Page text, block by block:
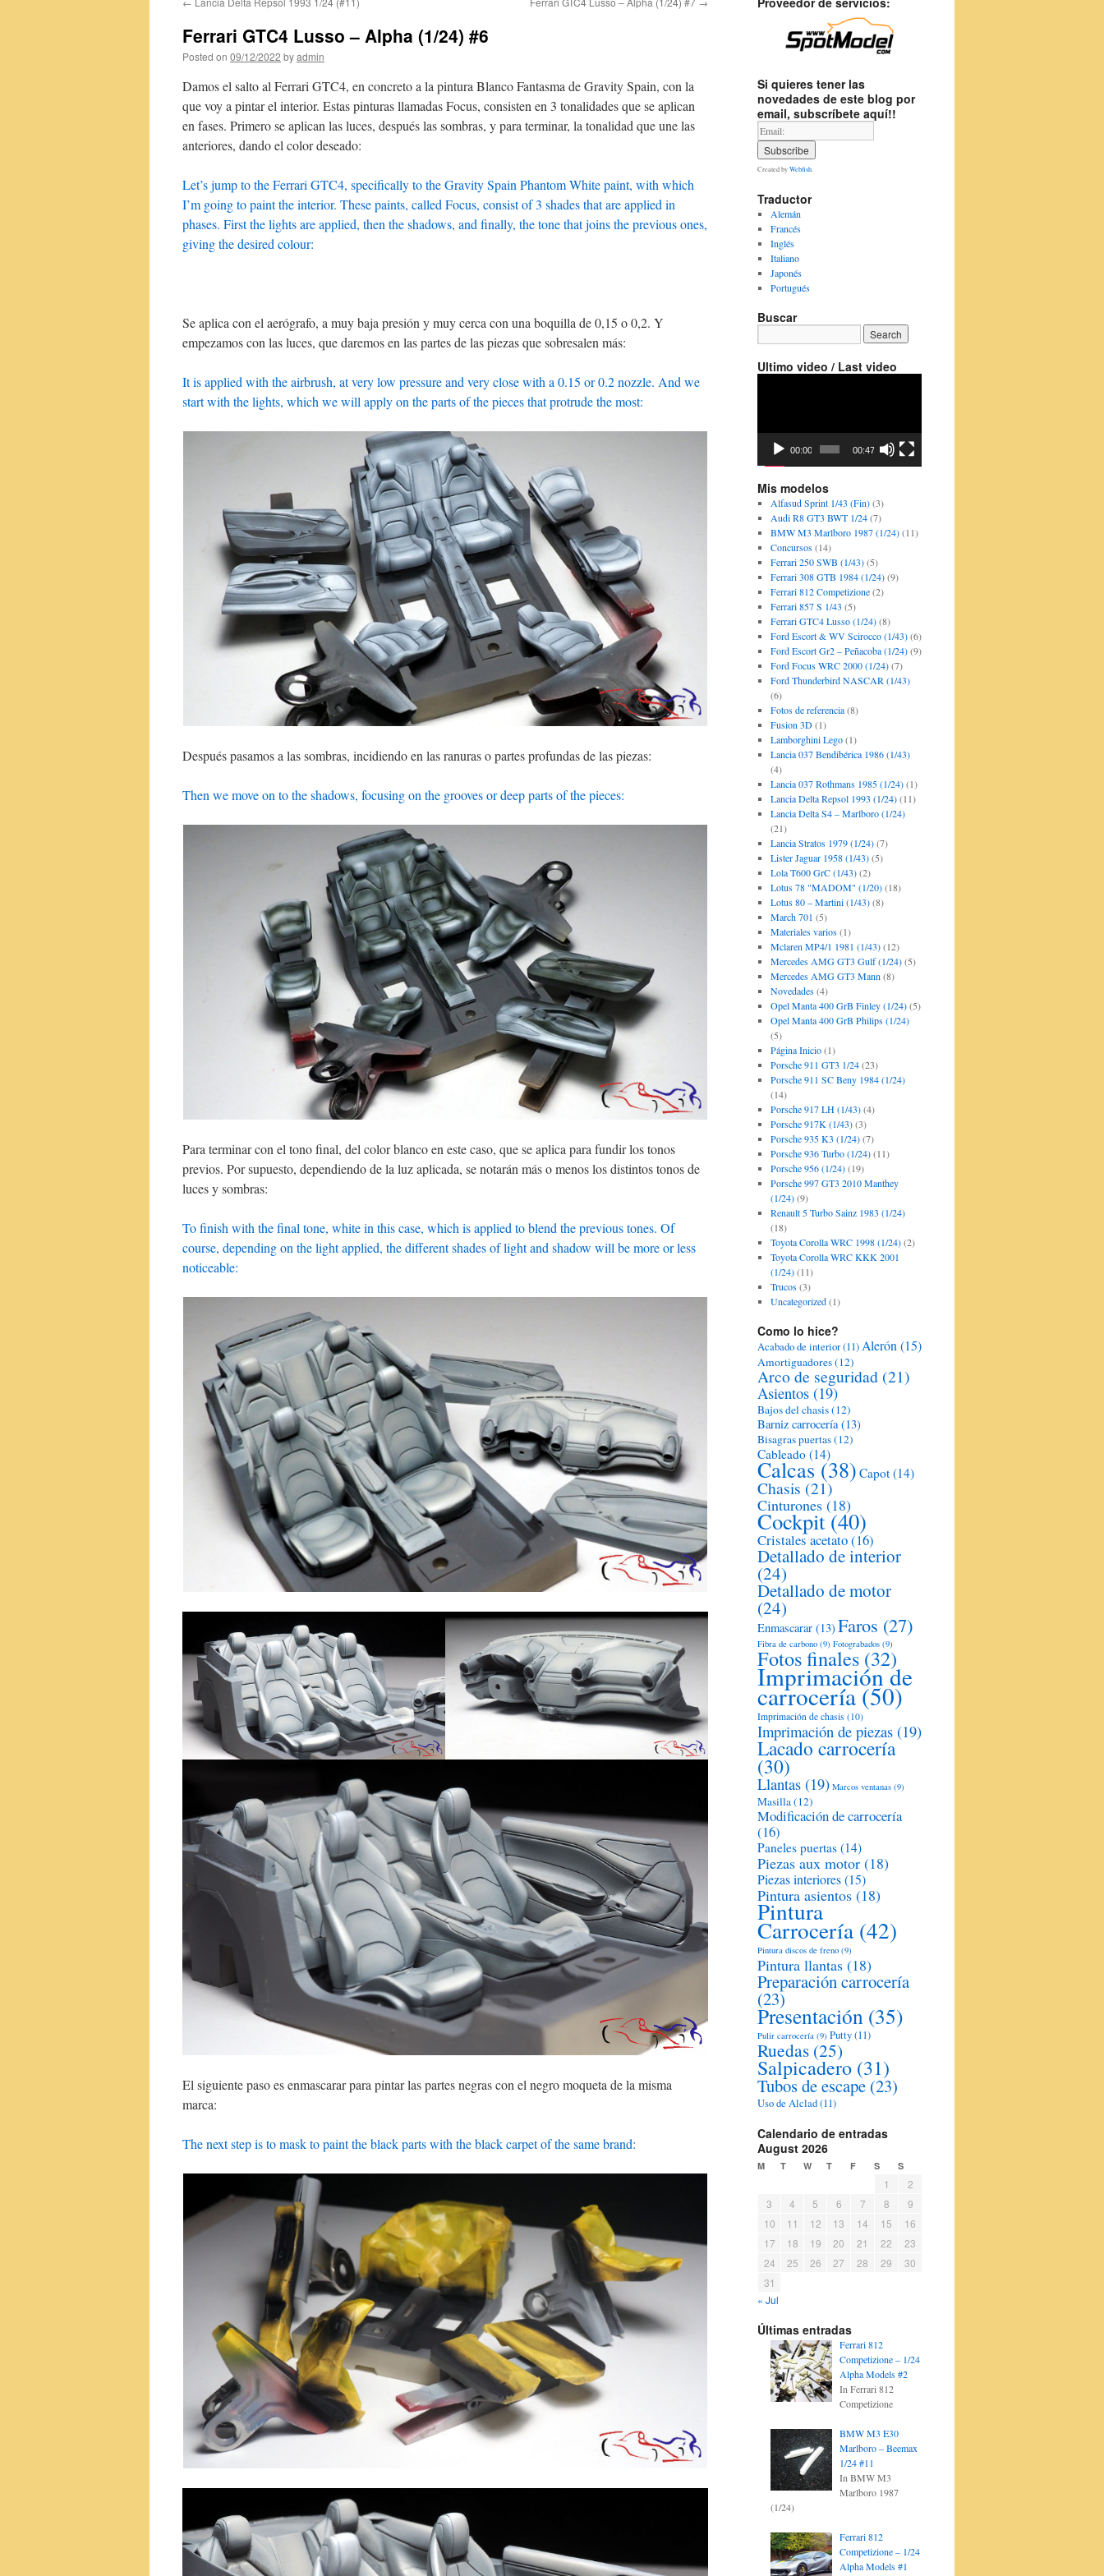
content
Ferrari GTC4 Lusso – Alpha (1/24) #6
Posted on 09/12/2022 byadmin
Damos el salto al Ferrari GTC4, en concreto a la pintura Blanco Fantasma de Gravity Spain, con la
que voy a pintar el interior. Estas pinturas llamadas Focus, consisten en 3 tonalidades que se aplican
en fases. Primero se aplican las luces, después las sombras, y para terminar, la tonalidad que une las
anteriores, dando el color deseado:
Let’s jump to the Ferrari GTC4, specifically to the Gravity Spain Phantom White paint, with which
I’m going to paint the interior. These paints, called Focus, consist of 3 shades that are applied in
phases. First the lights are applied, then the shadows, and finally, the tone that joins the previous ones,
giving the desired colour:
Se aplica con el aerógrafo, a muy baja presión y muy cerca con una boquilla de 0,15 o 0,2. Y
empezamos con las luces, que daremos en las partes de las piezas que sobresalen más:
It is applied with the airbrush, at very low pressure and very close with a 0.15 or 0.2 nozzle. And we
start with the lights, which we will apply on the parts of the pieces that protrude the most:
Después pasamos a las sombras, incidiendo en las ranuras o partes profundas de las piezas:
Then we move on to the shadows, focusing on the grooves or deep parts of the pieces:
Para terminar con el tono final, del color blanco en este caso, que se aplica para fundir los tonos
previos. Por supuesto, dependiendo de la luz aplicada, se notarán más o menos los distintos tonos de
luces y sombras:
To finish with the final tone, white in this case, which is applied to blend the previous tones. Of
course, depending on the light applied, the different shades of light and shadow will be more or less
noticeable:
El siguiente paso es enmascarar para pintar las partes negras con el negro moqueta de la misma
marca:
The next step is to mask to paint the black parts with the black carpet of the same brand:
Si quieres tener las
novedades de este blog por
email, subscríbete aquí!!
Created byWebfish
Traductor
Alemán
Francés
Inglés
Italiano
Japonés
Portugués
Buscar
Ultimo video / Last video
00:00 00:47
Mis modelos
Alfasud Sprint 1/43 (Fin)(3)
Audi R8 GT3 BWT 1/24(7)
BMW M3 Marlboro 1987 (1/24)(11)
Concursos(14)
Ferrari 250 SWB (1/43)(5)
Ferrari 308 GTB 1984 (1/24)(9)
Ferrari 812 Competizione(2)
Ferrari 857 S 1/43 (5)
Ferrari GTC4 Lusso (1/24)(8)
Ford Escort & WV Scirocco (1/43)(6)
Ford Escort Gr2 – Peñacoba (1/24)(9)
Ford Focus WRC 2000 (1/24)(7)
Ford Thunderbird NASCAR (1/43)
(6)
Fotos de referencia(8)
Fusion 3D(1)
Lamborghini Lego(1)
Lancia 037 Bendibérica 1986 (1/43)
(4)
Lancia 037 Rothmans 1985 (1/24)(1)
Lancia Delta Repsol 1993 (1/24)(11)
Lancia Delta S4 – Marlboro (1/24)
(21)
Lancia Stratos 1979 (1/24)(7)
Lister Jaguar 1958 (1/43)(5)
Lola T600 GrC (1/43)(2)
Lotus 78 "MADOM" (1/20)(18)
Lotus 80 – Martini (1/43)(8)
March 701 (5)
Materiales varios(1)
Mclaren MP4/1 1981 (1/43)(12)
Mercedes AMG GT3 Gulf (1/24)(5)
Mercedes AMG GT3 Mann(8)
Novedades(4)
Opel Manta 400 GrB Finley (1/24)(5)
Opel Manta 400 GrB Philips (1/24)
(5)
Página Inicio(1)
Porsche 911 GT3 1/24(23)
Porsche 911 SC Beny 1984 (1/24)
(14)
Porsche 917 LH (1/43)(4)
Porsche 917K (1/43)(3)
Porsche 935 K3 (1/24)(7)
Porsche 936 Turbo (1/24)(11)
Porsche 956 (1/24)(19)
Porsche 997 GT3 2010 Manthey
(1/24)(9)
Renault 5 Turbo Sainz 1983 (1/24)
(18)
Toyota Corolla WRC 1998 (1/24)(2)
Toyota Corolla WRC KKK 2001
(1/24)(11)
Trucos(3)
Uncategorized(1)
Como lo hice?
Acabado de interior(11)Alerón(15)
Amortiguadores(12)
Arco de seguridad (21)
Asientos (19)
Bajos del chasis(12)
Barniz carrocería(13)
Bisagras puertas(12)
Cableado (14)
Calcas (38) Capot (14)
Chasis (21)
Cinturones (18)
Cockpit(40)
Cristales acetato(16)
Detallado de interior
(24)
Detallado de motor
(24)
Enmascarar (13)Faros (27)
Fibra de carbono (9) Fotograbados (9)
Fotos finales (32)
Imprimación de
carrocería(50)
Imprimación de chasis (10)
Imprimación de piezas (19)
Lacado carrocería
(30)
Llantas (19) Marcos ventanas (9)
Masilla(12)
Modificación de carrocería
(16)
Paneles puertas (14)
Piezas aux motor (18)
Piezas interiores(15)
Pintura asientos (18)
Pintura
Carrocería (42)
Pintura discos de freno (9)
Pintura llantas (18)
Preparación carrocería
(23)
Presentación (35)
Pulir carrocería (9) Putty(11)
Ruedas (25)
Salpicadero (31)
Tubos de escape (23)
Uso de Alclad(11)
Calendario de entradas
August 2026
M T W T F S S
1
2
3
4 5 6 7 8
9
10
11 12 13 14 15
16
17
18 19 20 21 22
23
24
25 26 27 28 29
30
31
« Jul
Últimas entradas
Ferrari 812
Competizione – 1/24
Alpha Models #2
In Ferrari 812
Competizione
BMW M3 E30
Marlboro – Beemax
1/24 #11
In BMW M3
Marlboro 1987
(1/24)
Ferrari 812
Competizione – 1/24
Alpha Models #1